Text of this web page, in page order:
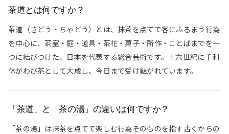
茶道とは何ですか？
茶道（さどう・ちゃどう）とは、抹茶を点てて客にふるまう行為
を中心に、茶室・庭・道具・茶花・菓子・所作・ことばまでを一
つに結びつけた、日本を代表する総合芸術です。十六世紀に千利
休がわび茶として大成し、今日まで受け継がれています。
「茶道」と「茶の湯」の違いは何ですか？
「茶の湯」は抹茶を点てて楽しむ行為そのものを指す古くからの